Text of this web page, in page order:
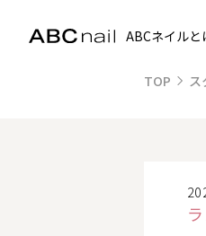
ABCネイルと
TOP ス